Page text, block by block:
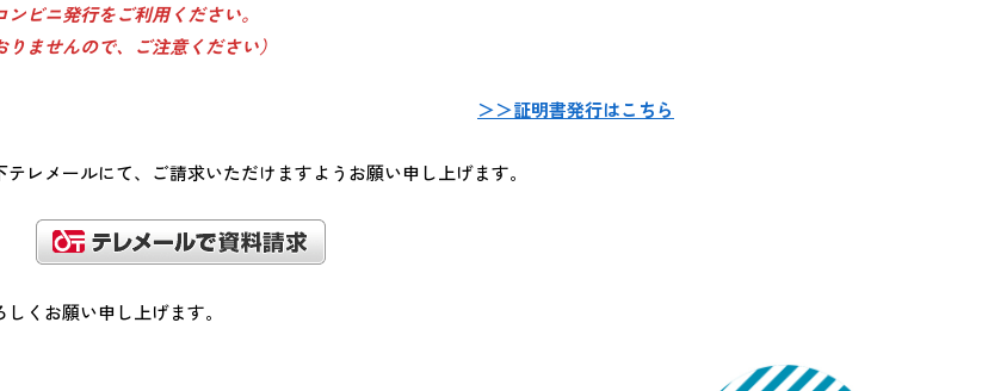
ビニ発行をご利用ください。
ませんので、ご注意ください）
＞＞証明書発行はこちら
レメールにて、ご請求いただけますようお願い申し上げます。
くお願い申し上げます。